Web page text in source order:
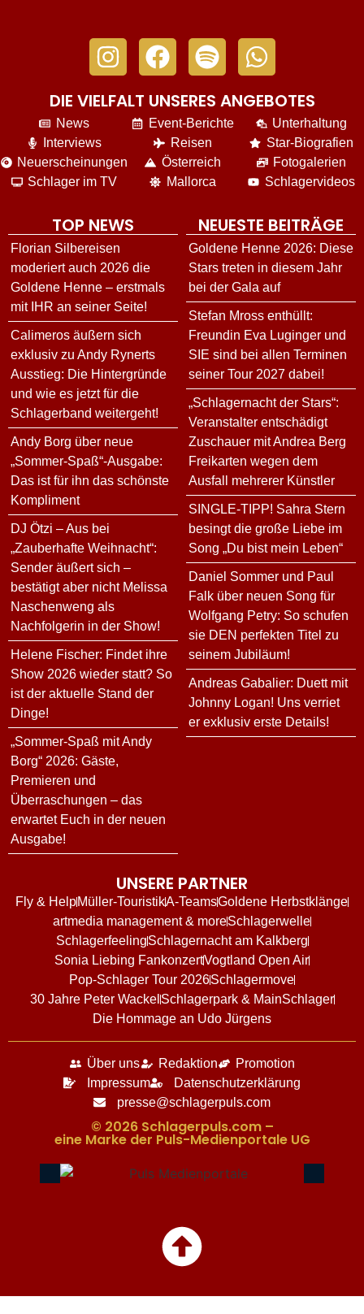
DIE VIELFALT UNSERES ANGEBOTES
News
Interviews
Neuerscheinungen
Schlager im TV
Event-Berichte
Reisen
Österreich
Mallorca
Unterhaltung
Star-Biografien
Fotogalerien
Schlagervideos
TOP NEWS
Florian Silbereisen
moderiert auch 2026 die
Goldene Henne – erstmals
mit IHR an seiner Seite!
Calimeros äußern sich
exklusiv zu Andy Rynerts
Ausstieg: Die Hintergründe
und wie es jetzt für die
Schlagerband weitergeht!
Andy Borg über neue
„Sommer-Spaß“-Ausgabe:
Das ist für ihn das schönste
Kompliment
DJ Ötzi – Aus bei
„Zauberhafte Weihnacht“:
Sender äußert sich –
bestätigt aber nicht Melissa
Naschenweng als
Nachfolgerin in der Show!
Helene Fischer: Findet ihre
Show 2026 wieder statt? So
ist der aktuelle Stand der
Dinge!
„Sommer-Spaß mit Andy
Borg“ 2026: Gäste,
Premieren und
Überraschungen – das
erwartet Euch in der neuen
Ausgabe!
NEUESTE BEITRÄGE
Goldene Henne 2026: Diese
Stars treten in diesem Jahr
bei der Gala auf
Stefan Mross enthüllt:
Freundin Eva Luginger und
SIE sind bei allen Terminen
seiner Tour 2027 dabei!
„Schlagernacht der Stars“:
Veranstalter entschädigt
Zuschauer mit Andrea Berg
Freikarten wegen dem
Ausfall mehrerer Künstler
SINGLE-TIPP! Sahra Stern
besingt die große Liebe im
Song „Du bist mein Leben“
Daniel Sommer und Paul
Falk über neuen Song für
Wolfgang Petry: So schufen
sie DEN perfekten Titel zu
seinem Jubiläum!
Andreas Gabalier: Duett mit
Johnny Logan! Uns verriet
er exklusiv erste Details!
UNSERE PARTNER
Fly & HelpMüller-TouristikA-TeamsGoldene Herbstklänge
artmedia management & moreSchlagerwelle
SchlagerfeelingSchlagernacht am Kalkberg
Sonia Liebing FankonzertVogtland Open Air
Pop-Schlager Tour 2026Schlagermove
30 Jahre Peter Wackel Schlagerpark & MainSchlager
Die Hommage an Udo Jürgens
Über uns Redaktion
Promotion
Impressum
Datenschutzerklärung
presse@schlagerpuls.com
© 2026 Schlagerpuls.com –
eine Marke der Puls-Medienportale UG​